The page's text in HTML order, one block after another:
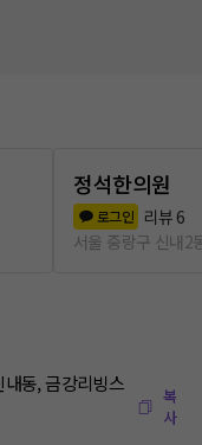
정석한의원
로그인 리뷰 6
서울 중랑구 신내2
동, 금강리빙스
복
사